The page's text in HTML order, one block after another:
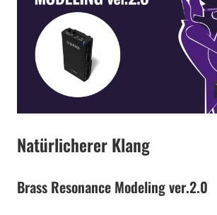
Natürlicherer Klang
Brass Resonance Modeling ver.2.0